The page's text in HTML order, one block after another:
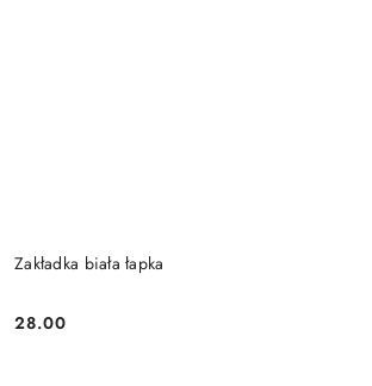
Zakładka biała łapka
Cena:
28.00